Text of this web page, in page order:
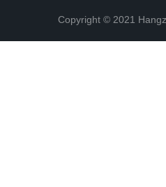
Copyright © 2021